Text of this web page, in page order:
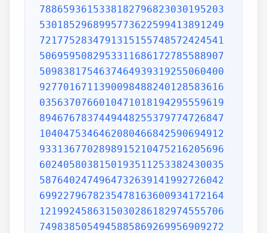
7886593615338182796823030195203
5301852968995773622599413891249
7217752834791315155748572424541
5069595082953311686172785588907
5098381754637464939319255060400
9277016711390098488240128583616
0356370766010471018194295559619
8946767837449448255379774726847
1040475346462080466842590694912
9331367702898915210475216205696
6024058038150193511253382430035
5876402474964732639141992726042
6992279678235478163600934172164
1219924586315030286182974555706
7498385054945885869269956909272